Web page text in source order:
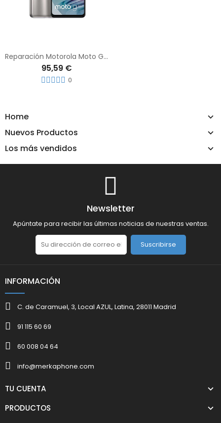
Home
Nuevos Productos
Los más vendidos
Reparación Motorola Moto G60s
95,59 €
0
Newsletter
Apúntate para recibir las últimas noticias de nuestras ventas.
Suscribirse
INFORMACIÓN
C. de Caramuel, 3, Local AZUL, Latina, 28011 Madrid
91 115 60 69
60 008 04 64
info@merkaphone.com
TU CUENTA
PRODUCTOS